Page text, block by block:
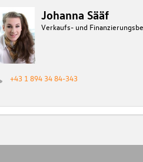
Johanna Sääf
Verkaufs- und
+43 1 894 34 84-343